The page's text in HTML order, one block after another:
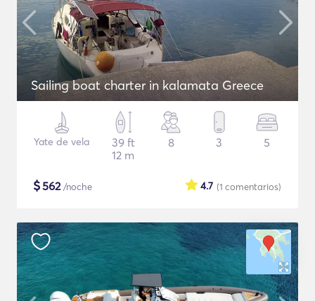
Sailing boat charter in kalamata Greece
Yate de vela
39 ft
12 m
8 3 5
$562/noche (1 comentarios)
4.7